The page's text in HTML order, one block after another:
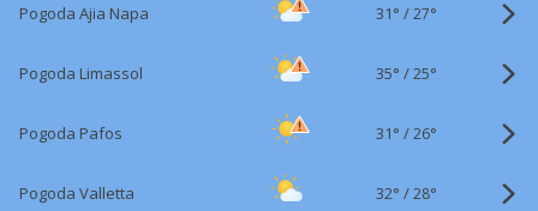
Pogoda Ajia Napa 31° /27°
Pogoda Limassol 35° /25°
Pogoda Pafos 31° /26°
Pogoda Valletta 32° /28°